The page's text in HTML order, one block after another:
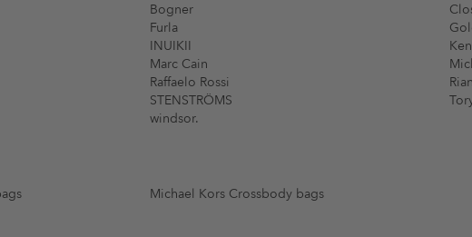
Bogner
Furla
INUIKII
Marc Cain
Raffaelo Rossi
STENSTRÖMS
windsor.
Michael Kors Crossbody bags